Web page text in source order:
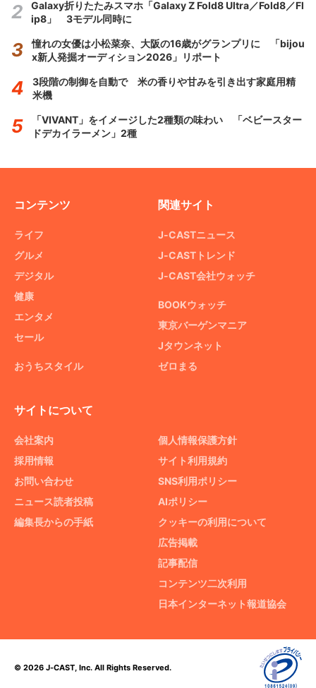
Galaxy折りたたみスマホ「Galaxy Z Fold8 Ultra／Fold8／Fl
ip8」 3モデル同時に
憧れの女優は小松菜奈、大阪の16歳がグランプリに 「bijou
x新人発掘オーディション2026」リポート
3段階の制御を自動で 米の香りや甘みを引き出す家庭用精
米機
「VIVANT」をイメージした2種類の味わい 「ベビースター
ドデカイラーメン」2種
コンテンツ
ライフ
グルメ
デジタル
健康
エンタメ
セール
おうちスタイル
関連サイト
J-CASTニュース
J-CASTトレンド
J-CAST会社ウォッチ
BOOKウォッチ
東京バーゲンマニア
Jタウンネット
ゼロまる
サイトについて
会社案内
採用情報
お問い合わせ
ニュース読者投稿
編集長からの手紙
個人情報保護方針
サイト利用規約
SNS利用ポリシー
AIポリシー
クッキーの利用について
広告掲載
記事配信
コンテンツ二次利用
日本インターネット報道協会
© 2026 J-CAST, Inc. All Rights Reserved.